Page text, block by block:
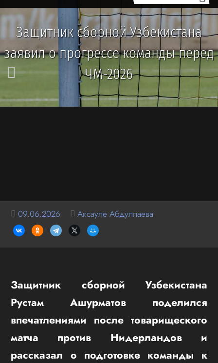
Защитник сборной Узбекистана
заявил о прогрессе команды перед
ЧМ-2026
09.06.2026 Аксауле Абдуллаева
Защитник сборной Узбекистана
Рустам Ашурматов поделился
впечатлениями после товарищеского
матча против Нидерландов и
рассказал о подготовке команды к